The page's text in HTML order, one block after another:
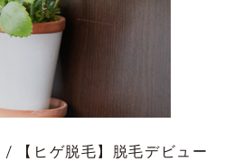
/
【ヒゲ脱毛】脱毛デビュー